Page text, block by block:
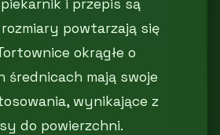
i przepis są
powtarzają się
okrągłe o
mają swoje
wynikające z
do powierzchni.